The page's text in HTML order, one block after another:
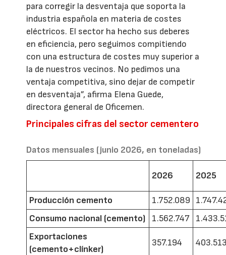
para corregir la desventaja que soporta la
industria española en materia de costes
eléctricos. El sector ha hecho sus deberes
en eficiencia, pero seguimos compitiendo
con una estructura de costes muy superior a
la de nuestros vecinos. No pedimos una
ventaja competitiva, sino dejar de competir
en desventaja”, afirma Elena Guede,
directora general de Oficemen.
Principales cifras del sector cementero
Datos mensuales (junio 2026, en toneladas)
2026 2025
Producción cemento 1.752.089
Consumo nacional (cemento)
1.562.747
Exportaciones
(cemento+clínker)
357.194